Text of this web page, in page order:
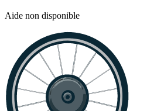
Aide non disponible